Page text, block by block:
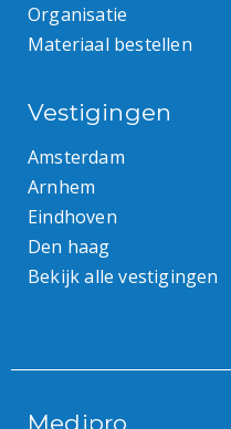
Organisatie
Materiaal bestellen
Vestigingen
Amsterdam
Arnhem
Eindhoven
Den haag
Bekijk alle vestigingen
Medipro